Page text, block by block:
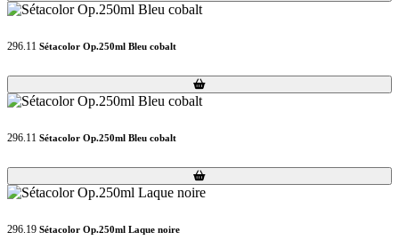
296.11 Sétacolor Op.250ml Bleu cobalt
Loading...
Loading...
296.11 Sétacolor Op.250ml Bleu cobalt
Loading...
Loading...
296.19 Sétacolor Op.250ml Laque noire